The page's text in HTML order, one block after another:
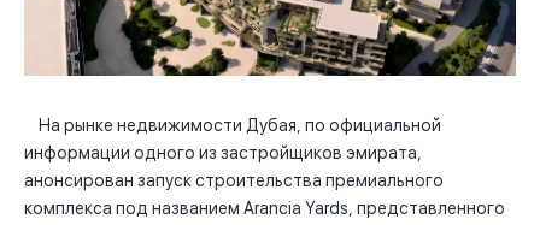
На рынке недвижимости Дубая, по официальной
информации одного из застройщиков эмирата,
анонсирован запуск строительства премиального
комплекса под названием Arancia Yards, представленного